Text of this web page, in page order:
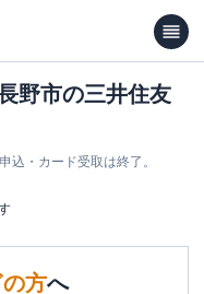
野市の三井住友
込・カード受取は終了。
方へ